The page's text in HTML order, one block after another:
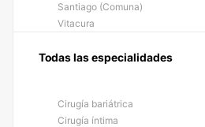
Santiago (Comuna)
Vitacura
Todas las especialidades
Cirugía bariátrica
Cirugía íntima